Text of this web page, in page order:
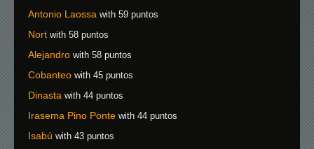
Antonio Laossa with 59 puntos
Nort with 58 puntos
Alejandro with 58 puntos
Cobanteo with 45 puntos
Dinasta with 44 puntos
Irasema Pino Ponte with 44 puntos
Isabú with 43 puntos